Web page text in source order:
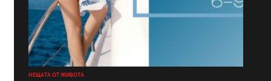
НЕЩАТА ОТ ЖИВОТА